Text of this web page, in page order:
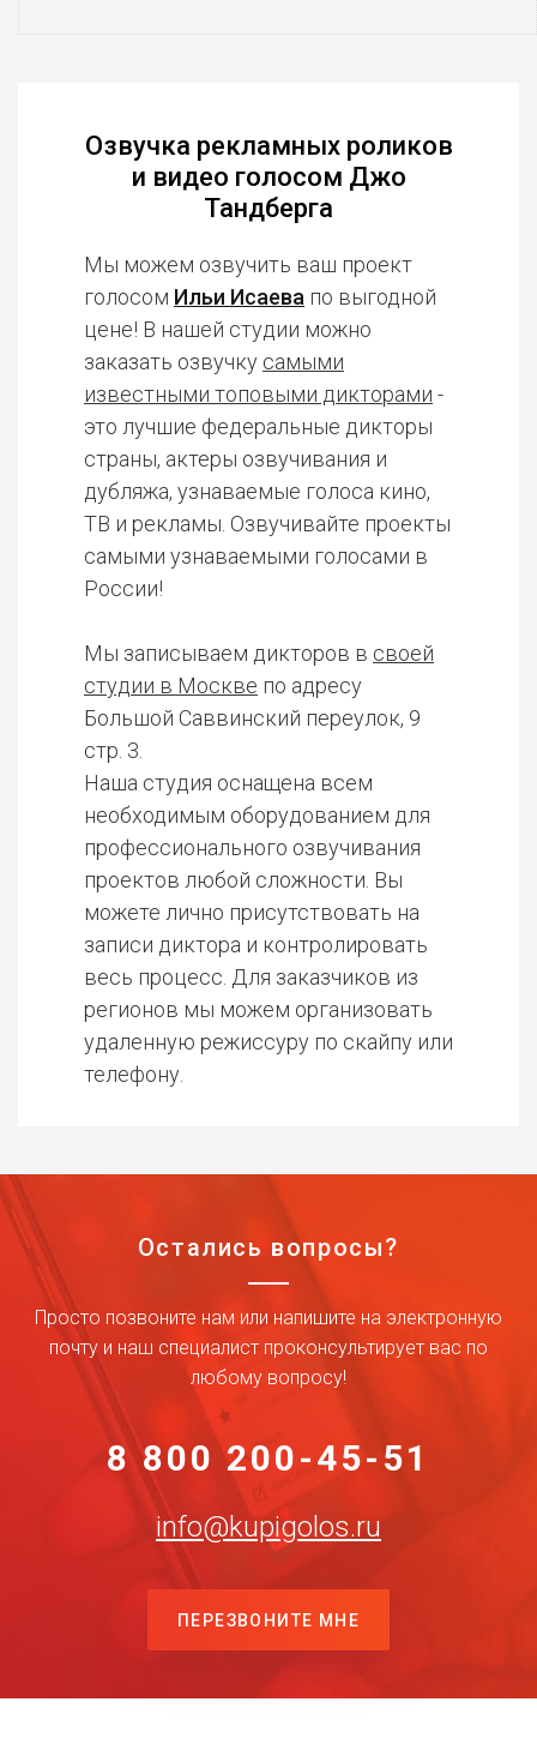
Озвучка рекламных роликов
и видео голосом Джо
Тандберга
Мы можем озвучить ваш проект
голосом Ильи Исаева по выгодной
цене! В нашей студии можно
заказать озвучку самыми
известными топовыми дикторами -
это лучшие федеральные дикторы
страны, актеры озвучивания и
дубляжа, узнаваемые голоса кино,
ТВ и рекламы. Озвучивайте проекты
самыми узнаваемыми голосами в
России!
Мы записываем дикторов в своей
студии в Москве по адресу
Большой Саввинский переулок, 9
стр. 3.
Наша студия оснащена всем
необходимым оборудованием для
профессионального озвучивания
проектов любой сложности. Вы
можете лично присутствовать на
записи диктора и контролировать
весь процесс. Для заказчиков из
регионов мы можем организовать
удаленную режиссуру по скайпу или
телефону.
Остались вопросы?
Просто позвоните нам или напишите на электронную
почту и наш специалист проконсультирует вас по
любому вопросу!
8 800 200-45-51
info@kupigolos.ru
ПЕРЕЗВОНИТЕ МНЕ